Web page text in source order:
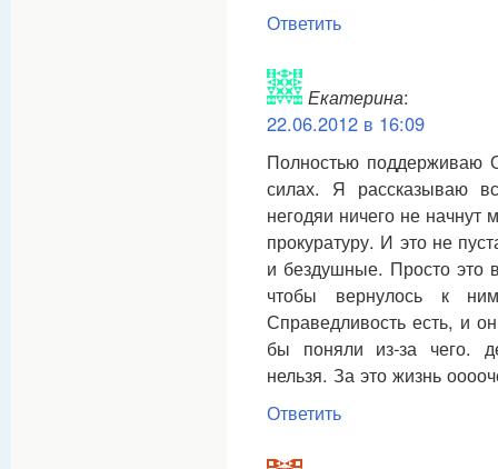
Ответить
Екатерина:
22.06.2012 в 16:09
Полностью поддерживаю
силах. Я рассказываю
негодяи ничего не
прокуратуру. И это не
и бездушные. Просто это
чтобы вернулось к
Справедливость есть, и
бы поняли из-за чего.
нельзя. За это жизнь
Ответить